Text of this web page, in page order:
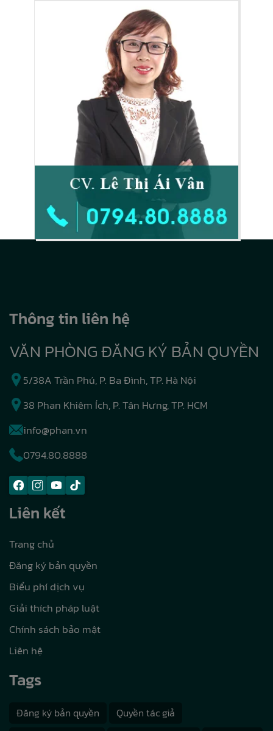
Thông tin liên hệ
VĂN PHÒNG ĐĂNG KÝ BẢN QUYỀN
5/38A Trần Phú, P. Ba Đình, TP. Hà Nội
38 Phan Khiêm Ích, P. Tân Hưng, TP. HCM
info@phan.vn
0794.80.8888
Liên kết
Trang chủ
Đăng ký bản quyền
Biểu phí dịch vụ
Giải thích pháp luật
Chính sách bảo mật
Liên hệ
Tags
Đăng ký bản quyền
Quyền tác giả